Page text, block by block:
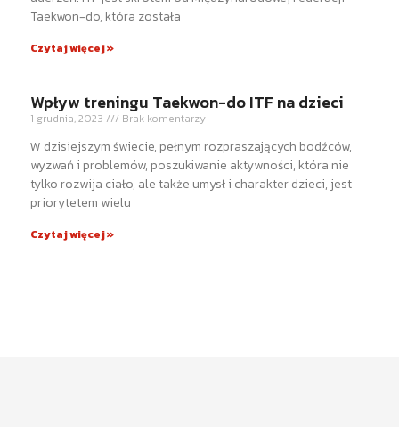
Taekwon-do, która została
Czytaj więcej »
Wpływ treningu Taekwon-do ITF na dzieci
1 grudnia, 2023 Brak komentarzy
W dzisiejszym świecie, pełnym rozpraszających bodźców,
wyzwań i problemów, poszukiwanie aktywności, która nie
tylko rozwija ciało, ale także umysł i charakter dzieci, jest
priorytetem wielu
Czytaj więcej »